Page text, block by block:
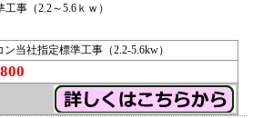
事（2.2～5.6ｋｗ）
ン当社指定標準工事（2.2-5.6kw）